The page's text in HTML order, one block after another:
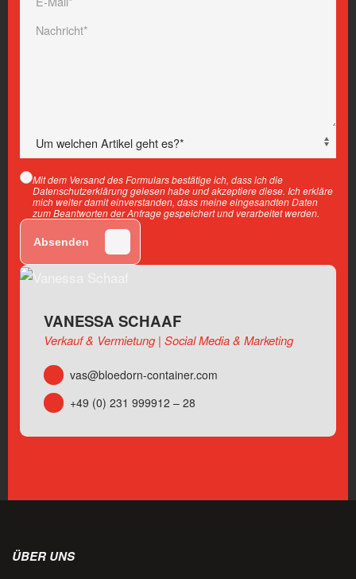
Mit dem Versand des Formulars bestätige ich, dass ich die
Datenschutzerklärung gelesen habe und akzeptiere diese. Ich erkläre
mich weiter damit einverstanden, dass meine eingesandten Daten
zum Beantworten der Anfrage gespeichert und verarbeitet werden.
Absenden
VANESSA SCHAAF
Verkauf & Vermietung | Social Media & Marketing
vas@bloedorn-container.com
+49 (0) 231 999912 – 28
ÜBER UNS